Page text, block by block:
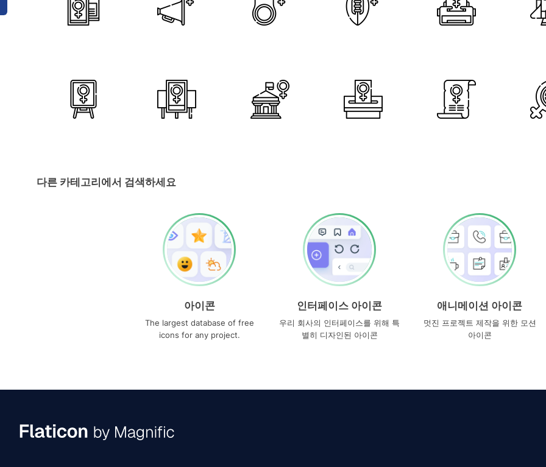
다른 카테고리에서 검색하세요
아이콘
The largest database of free
icons for any project.
인터페이스 아이콘
우리 회사의 인터페이스를 위해 특
별히 디자인된 아이콘
애니메이션 아이콘
멋진 프로젝트 제작을 위한 모션
아이콘